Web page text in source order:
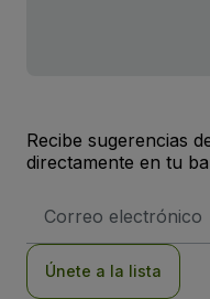
Recibe sugerencias
directamente en tu
de
Únete a la lista